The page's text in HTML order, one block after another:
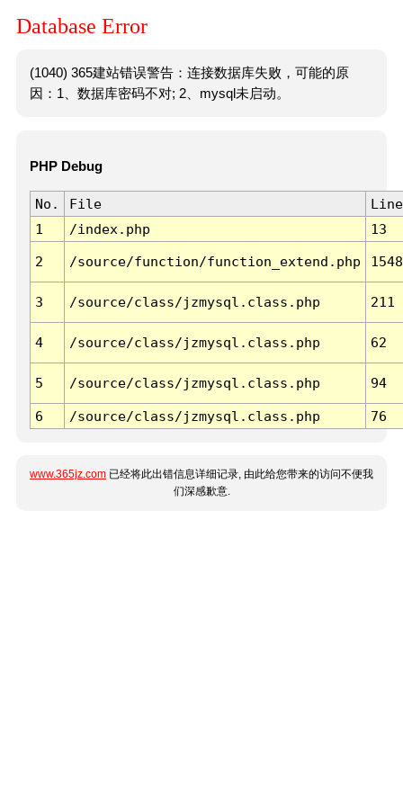
Database Error
(1040) 365建站错误警告：连接数据库失败，可能的原
因：1、数据库密码不对; 2、mysql未启动。
PHP Debug
No. File
Line
1
/index.php 13
2 /source/function/function_extend.php 1548
3 /source/class/jzmysql.class.php 211
4 /source/class/jzmysql.class.php 62
5 /source/class/jzmysql.class.php 94
6 /source/class/jzmysql.class.php 76
www.365jz.com 已经将此出错信息详细记录, 由此给您带来的访问不便我
们深感歉意.